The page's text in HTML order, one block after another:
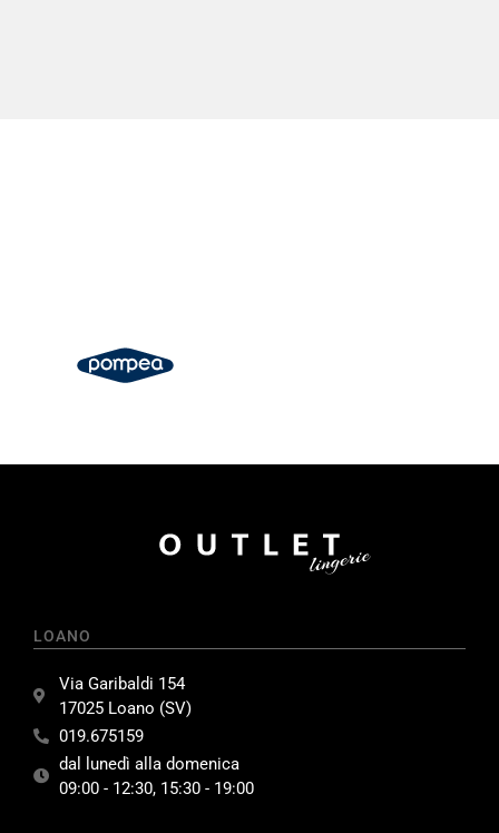
LOANO
Via Garibaldi 154
17025 Loano (SV)
019.675159
dal lunedì alla domenica
09:00 - 12:30, 15:30 - 19:00